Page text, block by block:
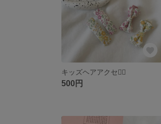
キッズヘアアクセ❁⃘
500円